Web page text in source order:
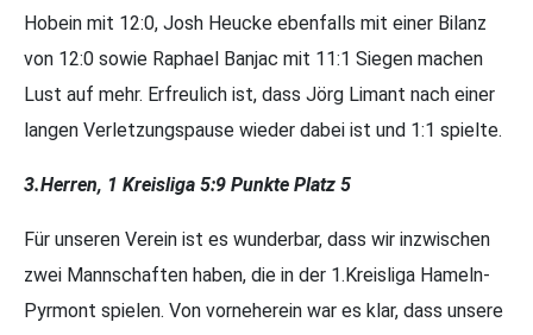
Hobein mit 12:0, Josh Heucke ebenfalls mit einer Bilanz
von 12:0 sowie Raphael Banjac mit 11:1 Siegen machen
Lust auf mehr. Erfreulich ist, dass Jörg Limant nach einer
langen Verletzungspause wieder dabei ist und 1:1 spielte.
3.Herren, 1 Kreisliga 5:9 Punkte Platz 5
Für unseren Verein ist es wunderbar, dass wir inzwischen
zwei Mannschaften haben, die in der 1.Kreisliga Hameln-
Pyrmont spielen. Von vorneherein war es klar, dass unsere